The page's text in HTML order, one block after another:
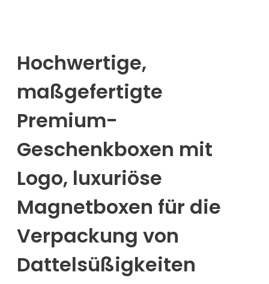
Hochwertige,
maßgefertigte
Premium-
Geschenkboxen mit
Logo, luxuriöse
Magnetboxen für die
Verpackung von
Dattelsüßigkeiten